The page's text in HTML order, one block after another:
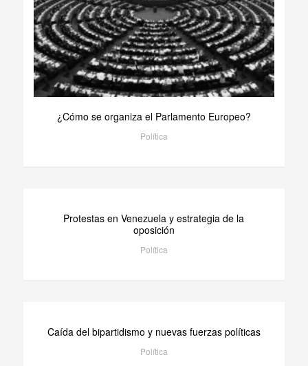
¿Cómo se organiza el Parlamento Europeo?
Política
Protestas en Venezuela y estrategia de la
oposición
Política
Caída del bipartidismo y nuevas fuerzas políticas
Política